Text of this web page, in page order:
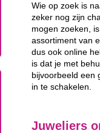
Wie op zoek is
zeker nog zijn
mogen zoeken,
assortiment van
dus ook online
is dat je met
bijvoorbeeld een
in te schakelen.
Juweliers